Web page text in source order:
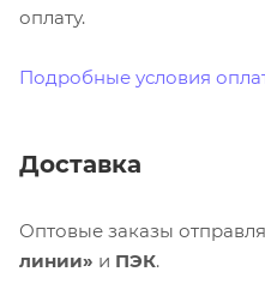
оплату.
Подробные условия
Доставка
Оптовые заказы
линии» и ПЭК.